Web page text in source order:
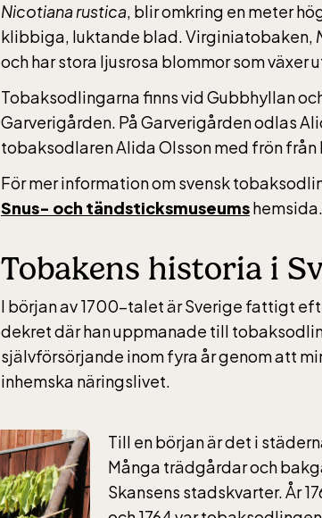
Nicotiana rustica, blir omkring en meter
klibbiga, luktande blad. Virginiatobaken,
och har stora ljusrosa blommor som växer
Tobaksodlingarna finns vid Gubbhyllan
Garverigården. På Garverigården odlas
tobaksodlaren Alida Olsson med frön från
För mer information om svensk
Snus- och tändsticksmuseumshemsida.
Tobakens historia i
I början av 1700-talet är Sverige fattigt
dekret där han uppmanade till
självförsörjande inom fyra år genom att
inhemska näringslivet.
Till en början är det i
Många trädgårdar och
Skansens stadskvarter. År
Lill-Skansen,